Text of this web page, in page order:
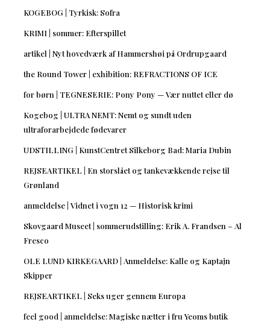
KOGEBOG | Tyrkisk: Sofra
KRIMI | sommer: Efterspillet
artikel | Nyt hovedværk af Hammershøi på Ordrupgaard
the Round Tower | exhibition: REFRACTIONS OF ICE
for børn | TEGNESERIE: Pony Pony — Vær nuttet eller dø
Kogebog | ULTRA NEMT: Nemt og sundt uden
ultraforarbejdede fødevarer
UDSTILLING | KunstCentret Silkeborg Bad: Maria Dubin
REJSEARTIKEL | En storslået og tankevækkende rejse til
Grønland
anmeldelse | Vidnet i vogn 12 — Historisk krimi
Skovgaard Museet | sommerudstilling: Erik A. Frandsen – Al
Fresco
OLE LUND KIRKEGAARD | Anmeldelse: Kalle og Kaptajn
Skipper
REJSEARTIKEL | Seks uger gennem Europa
feel good | anmeldelse: Magiske nætter i fru Yeoms butik